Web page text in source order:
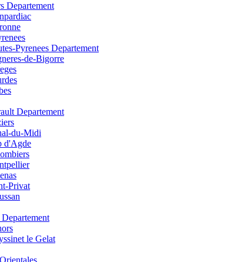
Departement
Pyrenees Departement
de-Bigorre
Departement
du-Midi
d'Agde
Privat
le Gelat